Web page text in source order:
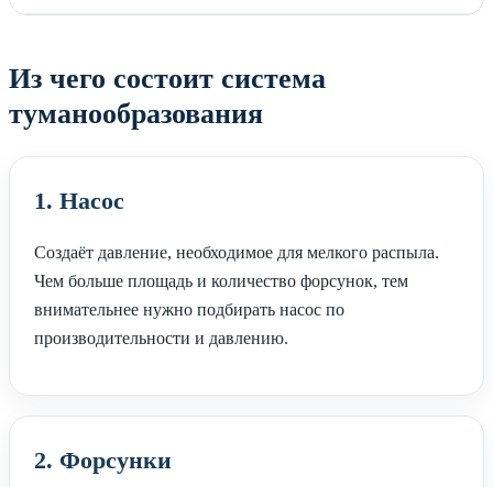
Из чего состоит система
туманообразования
1. Насос
Создаёт давление, необходимое для мелкого распыла.
Чем больше площадь и количество форсунок, тем
внимательнее нужно подбирать насос по
производительности и давлению.
2. Форсунки